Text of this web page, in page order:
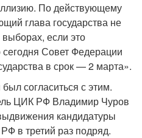
По действующему
глава государства не
если это
Совет Федерации
в срок — 2 марта».
согласиться с этим.
ЦИК РФ Владимир Чуров
кандидатуры
в третий раз подряд.